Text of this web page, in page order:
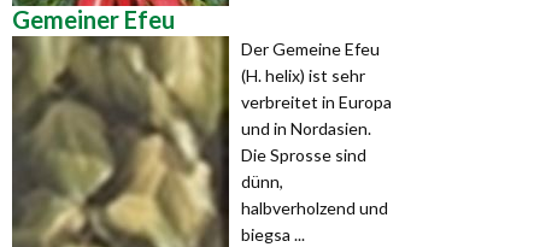
Gemeiner Efeu
Der Gemeine Efeu
(H. helix) ist sehr
verbreitet in Europa
und in Nordasien.
Die Sprosse sind
dünn,
halbverholzend und
biegsa ...